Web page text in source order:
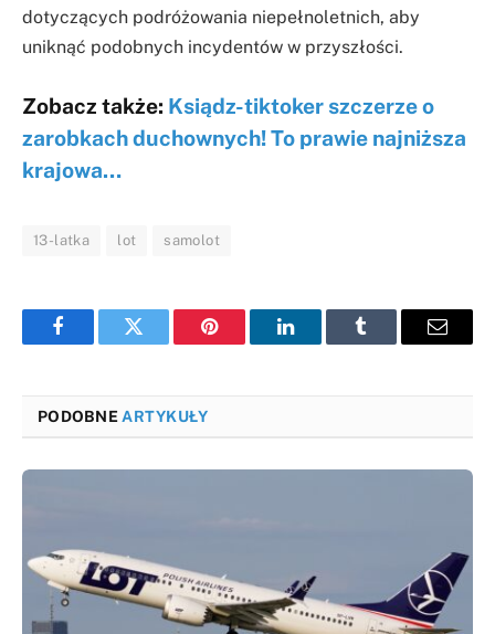
dotyczących podróżowania niepełnoletnich, aby
uniknąć podobnych incydentów w przyszłości.
Zobacz także: Ksiądz-tiktoker szczerze o
zarobkach duchownych! To prawie najniższa
krajowa…
13-latka lot samolot
FacebookTwitter Pinterest LinkedInTumblr Email
PODOBNEARTYKUŁY